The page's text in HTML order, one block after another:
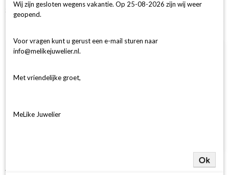
Solitairring met Zijstenen 1-0.26 G SI/14-0.13 HSI, 14 Krt Witgoud.
€ 1.249,00
Wij zijn gesloten wegens vakantie. Op 25-08-2026 zijn wij weer
geopend.
Voor vragen kunt u gerust een e-mail sturen naar
info@melikejuwelier.nl.
Met vriendelijke groet,
MeLike Juwelier
Ok